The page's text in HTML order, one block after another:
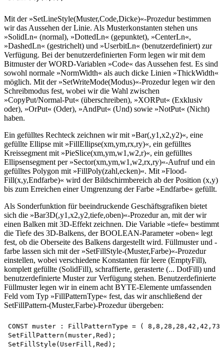
Mit der »SetLineStyle(Muster,Code,Dicke)«-Prozedur bestimmen
wir das Aussehen der Linie. Als Musterkonstanten stehen uns
»SolidLn« (normal), »DottedLn« (gepunktet), »CenterLn«,
»DashedLn« (gestrichelt) und »UserbitLn« (benutzerdefiniert) zur
Verfügung. Bei der benutzerdefinierten Form legen wir mit dem
Bitmuster der WORD-Variablen »Code« das Aussehen fest. Es sind
sowohl normale »NormWidth« als auch dicke Linien »ThickWidth«
möglich. Mit der »SetWriteMode(Modus)«-Prozedur legen wir den
Schreibmodus fest, wobei wir die Wahl zwischen
»CopyPut/Normal-Put« (überschreiben), »XORPut« (Exklusiv
oder), »OrPut« (Oder), »AndPut« (Und) sowie »NotPut« (Nicht)
haben.
Ein gefülltes Rechteck zeichnen wir mit »Bar(,y1,x2,y2)«, eine
gefüllte Ellipse mit »FillEllipse(xm,ym,rx,ry)«, ein gefülltes
Kreissegment mit »PieSlice(xm,ym,w1,w2,r)«, ein gefülltes
Ellipsensegment per »Sector(xm,ym,w1,w2,rx,ry)«-Aufruf und ein
gefülltes Polygon mit »FillPoly(zahl,ecken)«. Mit »Flood-
Fill(x,y,Endfarbe)« wird der Bildschirmbereich ab der Position (x,y)
bis zum Erreichen einer Umgrenzung der Farbe »Endfarbe« gefüllt.
Als Sonderfunktion für beeindruckende Geschäftsgrafiken bietet
sich die »Bar3D(,y1,x2,y2,tiefe,oben)«-Prozedur an, mit der wir
einen Balken mit 3D-Effekt zeichnen. Die Variable »tiefe« bestimmt
die Tiefe des 3D-Balkens, der BOOLEAN-Parameter »oben« legt
fest, ob die Oberseite des Balkens dargestellt wird. Füllmuster und -
farbe lassen sich mit der »SetFillStyle-(Muster,Farbe)«-Prozedur
einstellen, wobei verschiedene Konstanten für leere (EmptyFill),
komplett gefüllte (SolidFill), schraffierte, gerasterte (... DotFill) und
benutzerdefinierte Muster zur Verfügung stehen. Benutzerdefinierte
Füllmuster legen wir in einem acht BYTE-Elemente umfassenden
Feld vom Typ »FillPatternType« fest, das wir anschließend der
SetFillPattern-(Muster,Farbe)-Prozedur übergeben:
CONST muster : FillPatternType = (
SetFillPattern(muster,Red);